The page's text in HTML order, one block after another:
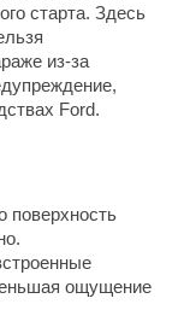
старта. Здесь
из-за
Ford.
поверхность
ощущение